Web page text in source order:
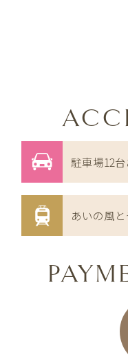
駐車場12台
あいの風